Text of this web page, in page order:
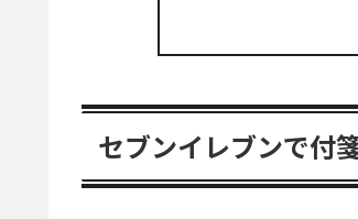
セブンイレブンで付